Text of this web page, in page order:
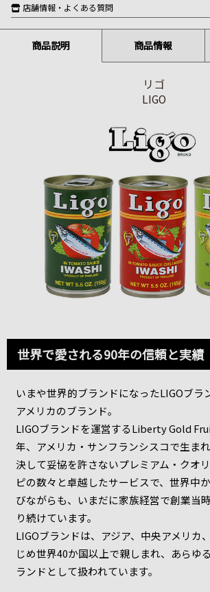
店舗情報・よくある質問
商品説明 商品情報
リゴ
LIGO
世界で愛される90年の信頼と実
いまや世界的ブランドになったLIGOブラ
アメリカのブランド。
LIGOブランドを運営するLiberty Gold
年、アメリカ・サンフランシスコで生まれ
決して妥協を許さないプレミアム・クオ
ピの数々と卓越したサービスで、世界中
びながらも、いまだに家族経営で創業当
り続けています。
LIGOブランドは、アジア、中央アメリカ
じめ世界40か国以上で親しまれ、あらゆ
ランドとして扱われています。